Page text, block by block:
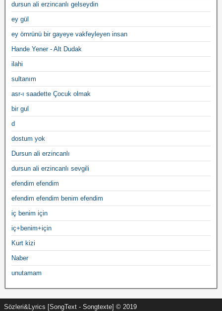
dursun ali erzincanlı gelseydin
ey gül
ey ömrünü bir gayeye vakfeyleyen insan
Hande Yener - Alt Dudak
ilahi
sultanım
asr-ı saadette Çocuk olmak
bir gul
d
dostum yok
Dursun ali erzincanlı
dursun ali erzincanlı sevgili
efendim efendim
efendim efendim benim efendim
iç benim için
iç+benim+için
Kurt kizi
Naber
unutamam
Sözleri&Lyrics [SongText - Songtexte] © 2019